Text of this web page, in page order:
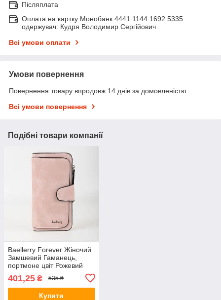
Післяплата
Оплата на картку Монобанк 4441 1144 1692 5335
одержувач: Кудря Володимир Сергійович
Всі умови оплати
Умови повернення
Повернення товару впродовж 14 днів за домовленістю
Всі умови повернення
Подібні товари компанії
Baellerry Forever Жіночий
Замшевий Гаманець,
портмоне цвіт Рожевий
401,25 ₴ 535 ₴
Купити